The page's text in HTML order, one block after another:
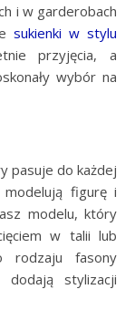
i w garderobach
sukienki w stylu
przyjęcia, a
wybór na
pasuje do każdej
figurę i
modelu, który
w talii lub
rodzaju fasony
stylizacji